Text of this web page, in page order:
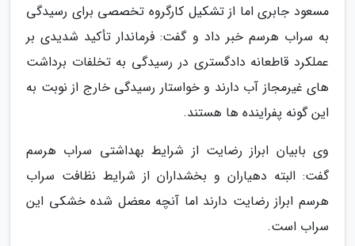
مسعود جابری اما از تشکیل کارگروه تخصصی برای رسیدگی
به سراب هرسم خبر داد و گفت: فرماندار تأکید شدیدی بر
عملکرد قاطعانه دادگستری در رسیدگی به تخلفات برداشت
های غیرمجاز آب دارند و خواستار رسیدگی خارج از نوبت به
این گونه پفراینده ها هستند.
وی بابیان ابراز رضایت از شرایط بهداشتی سراب هرسم
گفت: البته دهیاران و بخشداران از شرایط نظافت سراب
هرسم ابراز رضایت دارند اما آنچه معضل شده خشکی این
سراب است.